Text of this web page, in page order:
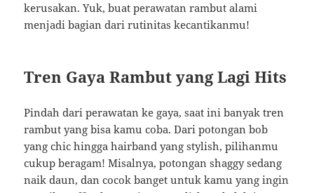
kerusakan. Yuk, buat perawatan rambut alami
menjadi bagian dari rutinitas kecantikanmu!
Tren Gaya Rambut yang Lagi Hits
Pindah dari perawatan ke gaya, saat ini banyak tren
rambut yang bisa kamu coba. Dari potongan bob
yang chic hingga hairband yang stylish, pilihanmu
cukup beragam! Misalnya, potongan shaggy sedang
naik daun, dan cocok banget untuk kamu yang ingin